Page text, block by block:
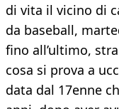
di vita il vicino di
da baseball,
fino all’ultimo,
cosa si prova a
data dal 17enne